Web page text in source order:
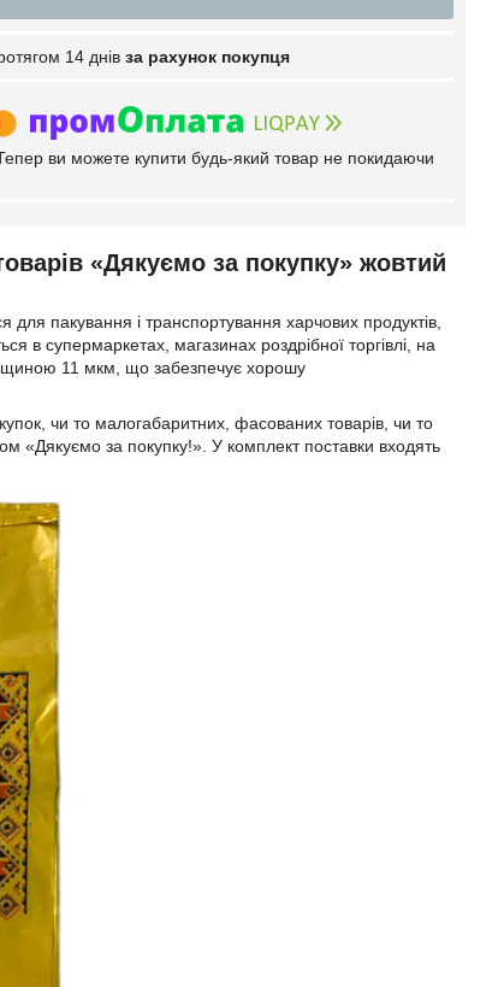
14 днів за рахунок покупця
ви можете купити будь-який товар не покидаючи
«Дякуємо за покупку» жовтий
пакування і транспортування харчових продуктів,
в супермаркетах, магазинах роздрібної торгівлі, на
11 мкм, що забезпечує хорошу
чи то малогабаритних, фасованих товарів, чи то
«Дякуємо за покупку!». У комплект поставки входять